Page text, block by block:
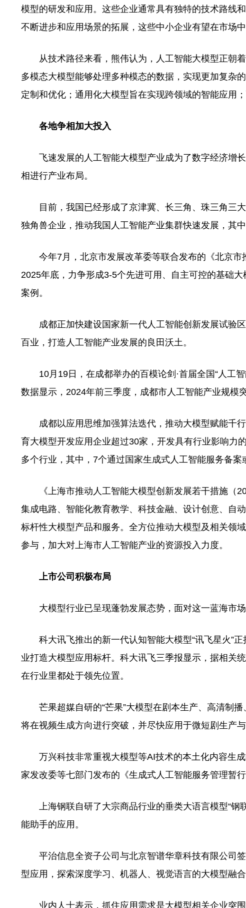
模型的研发和应用。这些企业通常具有独特的技术路线
不断进步和应用场景的拓展，这些中小企业有望在市场中
从技术路径来看，熊伟认为，人工智能大模型正朝着
多模态大模型能够处理多种模态的数据，实现更加复杂
定制和优化；通用化大模型旨在实现跨领域的智能应用
各地争相加大投入
飞速发展的人工智能大模型产业成为了数字经济增
相进行产业布局。
目前，我国已经形成了京津冀、长三角、珠三角三大
独角兽企业，推动我国人工智能产业集群快速发展，其
今年7月，北京市发展改革委等联合发布的《北京市
2025年底，力争形成3-5个先进可用、自主可控的基础
案例。
成都正加快建设国家新一代人工智能创新发展试验
百业，打造人工智能产业发展的良田沃土。
10月19日，在成都举办的百模论剑·首届全国“人工
数据显示，2024年前三季度，成都市人工智能产业规模
成都以应用思维加强算法迭代，推动大模型赋能千
育大模型开发应用企业超过30家，开发具有行业影响力
多个行业，其中，7个通过国家生成式人工智能服务备案
《上海市推动人工智能大模型创新发展若干措施（
集成电路、智能化教育教学、科技金融、设计创意、自
标杆性大模型产品和服务。全方位推动大模型及相关领
参与，加大对上海市人工智能产业的资源投入力度。
上市公司积极布局
大模型行业已呈现蓬勃发展态势，面对这一蓝海市场
科大讯飞推出的新一代认知智能大模型“讯飞星火”正
业打造大模型应用标杆。科大讯飞三季报显示，据相关
在行业里都处于领先位置。
芒果超媒自研的“芒果”大模型在剧本生产、高清制播
将在视频生成方向进行突破，并尽快应用于微短剧生产与
万兴科技非常重视大模型等AI技术的本土化内容生成
家发改委等七部门发布的《生成式人工智能服务管理暂
上海钢联自研了大宗商品行业的垂类大语言模型“钢联
能助手的应用。
平治信息全资子公司与北京智谱华章科技有限公司签
型应用，探索深度学习、机器人、视觉语言的大模型融
业内人士表示，抓住应用需求是大模型相关企业突围